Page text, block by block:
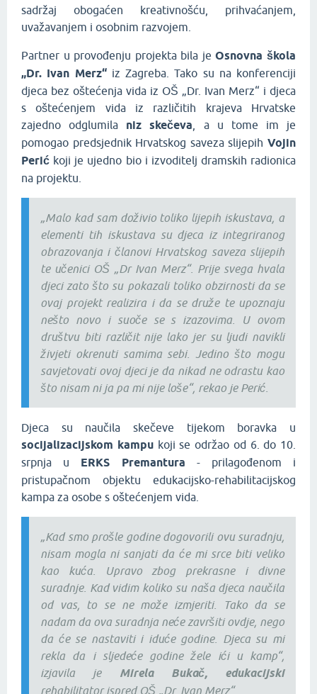
sadržaj obogaćen kreativnošću, prihvaćanjem,
uvažavanjem i osobnim razvojem.
Partner u provođenju projekta bila jeOsnovna škola
„Dr. Ivan Merz“ iz Zagreba. Tako su na konferenciji
djeca bez oštećenja vida iz OŠ „Dr. Ivan Merz“ i djeca
s oštećenjem vida iz različitih krajeva Hrvatske
zajedno odglumila niz skečeva , a u tome im je
pomogao predsjednik Hrvatskog saveza slijepih Vojin
Perić koji je ujedno bio i izvoditelj dramskih radionica
na projektu.
„Malo kad sam doživio toliko lijepih iskustava, a
elementi tih iskustava su djeca iz integriranog
obrazovanja i članovi Hrvatskog saveza slijepih
te učenici OŠ „Dr Ivan Merz“. Prije svega hvala
djeci zato što su pokazali toliko obzirnosti da se
ovaj projekt realizira i da se druže te upoznaju
nešto novo i suoče se s izazovima. U ovom
društvu biti različit nije lako jer su ljudi navikli
živjeti okrenuti samima sebi. Jedino što mogu
savjetovati ovoj djeci je da nikad ne odrastu kao
što nisam ni ja pa mi nije loše“, rekao je Perić.
Djeca su naučila skečeve tijekom boravka u
socijalizacijskom kampukoji se održao od 6. do 10.
srpnja u ERKS Premantura - prilagođenom i
pristupačnom objektu edukacijsko-rehabilitacijskog
kampa za osobe s oštećenjem vida.
„Kad smo prošle godine dogovorili ovu suradnju,
nisam mogla ni sanjati da će mi srce biti veliko
kao kuća. Upravo zbog prekrasne i divne
suradnje. Kad vidim koliko su naša djeca naučila
od vas, to se ne može izmjeriti. Tako da se
nadam da ova suradnja neće završiti ovdje, nego
da će se nastaviti i iduće godine. Djeca su mi
rekla da i sljedeće godine žele ići u kamp“,
izjavila je Mirela Bukač, edukacijski
rehabilitator ispred OŠ „Dr. Ivan Merz“.